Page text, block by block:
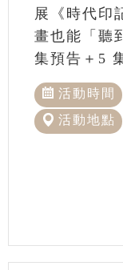
展《時代印
畫也能「聽
集預告＋5
活動時間
活動地點